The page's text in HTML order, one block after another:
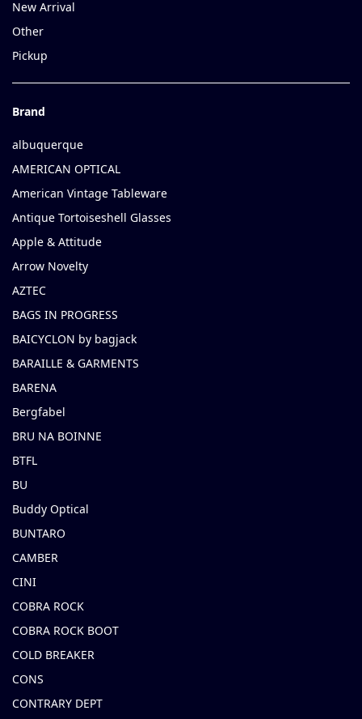
New Arrival
Other
Pickup
Brand
albuquerque
AMERICAN OPTICAL
American Vintage Tableware
Antique Tortoiseshell Glasses
Apple & Attitude
Arrow Novelty
AZTEC
BAGS IN PROGRESS
BAICYCLON by bagjack
BARAILLE & GARMENTS
BARENA
Bergfabel
BRU NA BOINNE
BTFL
BU
Buddy Optical
BUNTARO
CAMBER
CINI
COBRA ROCK
COBRA ROCK BOOT
COLD BREAKER
CONS
CONTRARY DEPT